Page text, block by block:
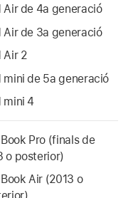
Airde 4a generació
Airde 3a generació
Air 2
mini de 5a generació
mini 4
Pro (finals de
o posterior)
Air (2013 o